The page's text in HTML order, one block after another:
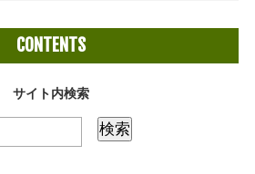
CONTENTS
サイト内検索